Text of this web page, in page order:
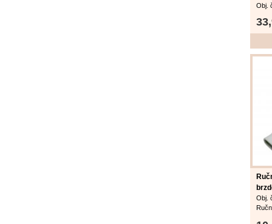
Obj.
v
12
s
V
Obj.